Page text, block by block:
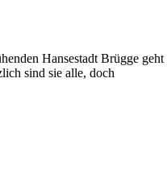
Hansestadt Brügge
sind sie alle, doch